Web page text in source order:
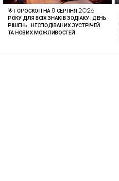
🌟 ГОРОСКОП НА 8 СЕРПНЯ 2026
РОКУ ДЛЯ ВСІХ ЗНАКІВ ЗОДІАКУ: ДЕНЬ
РІШЕНЬ, НЕСПОДІВАНИХ ЗУСТРІЧЕЙ
ТА НОВИХ МОЖЛИВОСТЕЙ